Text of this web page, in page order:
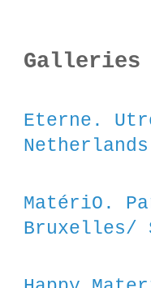
Galleries
Eterne.
Netherlands
MatériO.
Bruxelles/